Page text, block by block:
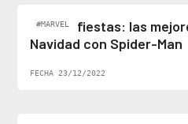
#MARVEL
Felices fiestas: las
Navidad con Spider-Man
FECHA 23/12/2022